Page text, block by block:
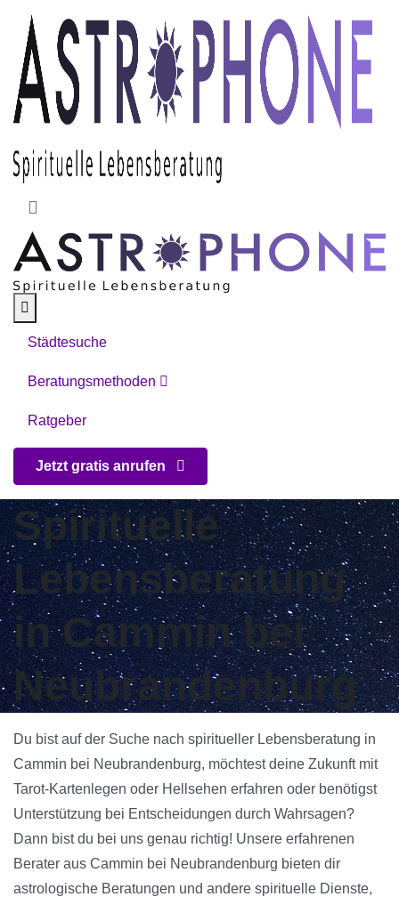
Skip to main content
Städtesuche
Beratungsmethoden
Ratgeber
Jetzt gratis anrufen
Spirituelle
Lebensberatung
in Cammin bei
Neubrandenburg
Du bist auf der Suche nach spiritueller Lebensberatung in
Cammin bei Neubrandenburg, möchtest deine Zukunft mit
Tarot-Kartenlegen oder Hellsehen erfahren oder benötigst
Unterstützung bei Entscheidungen durch Wahrsagen?
Dann bist du bei uns genau richtig! Unsere erfahrenen
Berater aus Cammin bei Neubrandenburg bieten dir
astrologische Beratungen und andere spirituelle Dienste,